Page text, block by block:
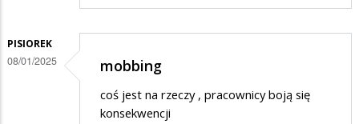
PISIOREK
08/01/2025 mobbing
coś jest na rzeczy , pracownicy boją się
konsekwencji